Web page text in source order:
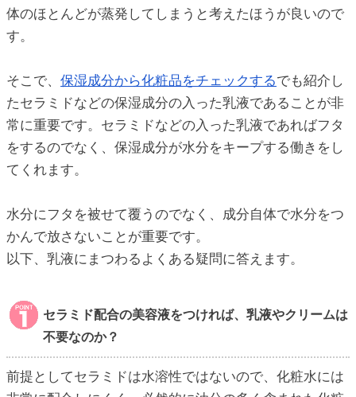
体のほとんどが蒸発してしまうと考えたほうが良いので
す。
そこで、 保湿成分から化粧品をチェックするでも紹介し
たセラミドなどの保湿成分の入った乳液であることが非
常に重要です。セラミドなどの入った乳液であればフタ
をするのでなく、保湿成分が水分をキープする働きをし
てくれます。
水分にフタを被せて覆うのでなく、成分自体で水分をつ
かんで放さないことが重要です。
以下、乳液にまつわるよくある疑問に答えます。
セラミド配合の美容液をつければ、乳液やクリームは
不要なのか？
前提としてセラミドは水溶性ではないので、化粧水には